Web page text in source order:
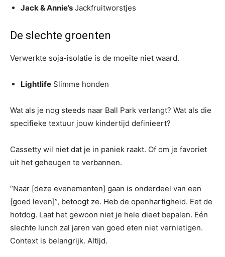
Jack & Annie’s Jackfruitworstjes
De slechte groenten
Verwerkte soja-isolatie is de moeite niet waard.
Lightlife Slimme honden
Wat als je nog steeds naar Ball Park verlangt? Wat als die
specifieke textuur jouw kindertijd definieert?
Cassetty wil niet dat je in paniek raakt. Of om je favoriet
uit het geheugen te verbannen.
“Naar [deze evenementen] gaan is onderdeel van een
[goed leven]”, betoogt ze. Heb de openhartigheid. Eet de
hotdog. Laat het gewoon niet je hele dieet bepalen. Eén
slechte lunch zal jaren van goed eten niet vernietigen.
Context is belangrijk. Altijd.